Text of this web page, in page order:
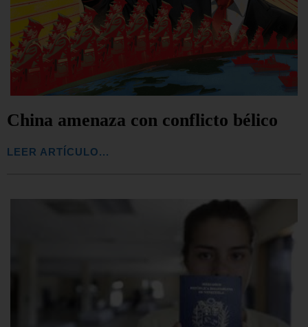
China amenaza con conflicto bélico
LEER ARTÍCULO...